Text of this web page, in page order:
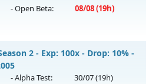
- Open Beta: 08/08(19h)
• Không VIP • Không mốc
Mở máy chủ
2 - Exp: 100x - Drop: 10% -
- Alpha Test: 30/07(19h)